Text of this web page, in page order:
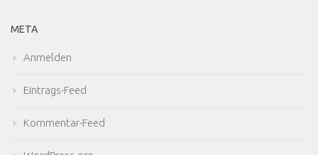
META
Anmelden
Eintrags-Feed
Kommentar-Feed